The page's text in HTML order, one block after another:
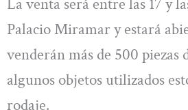
Palacio Miramar y estará
venderán más de 500 piezas
algunos objetos utilizados
rodaje.